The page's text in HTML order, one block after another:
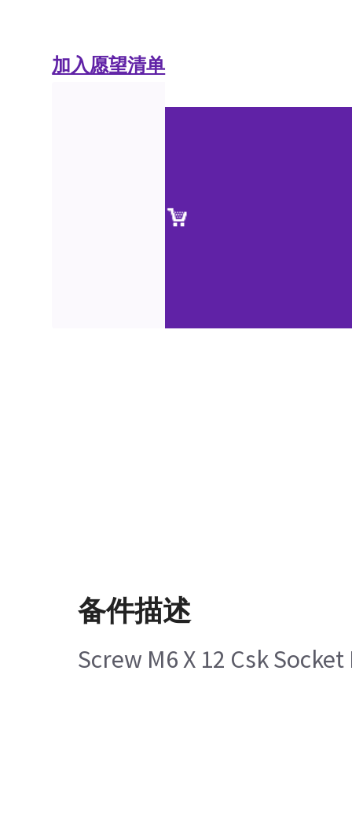
加入愿望清单
备件描述
Screw M6 X 12 Csk